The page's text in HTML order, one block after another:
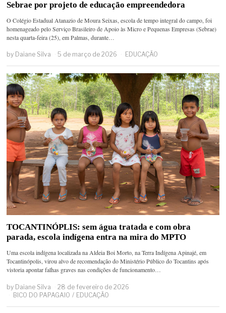
Sebrae por projeto de educação empreendedora
O Colégio Estadual Atanazio de Moura Seixas, escola de tempo integral do campo, foi
homenageado pelo Serviço Brasileiro de Apoio às Micro e Pequenas Empresas (Sebrae)
nesta quarta-feira (25), em Palmas, durante…
by Daiane Silva 5 de março de 2026 EDUCAÇÃO
TOCANTINÓPLIS: sem água tratada e com obra
parada, escola indígena entra na mira do MPTO
Uma escola indígena localizada na Aldeia Boi Morto, na Terra Indígena Apinajé, em
Tocantinópolis, virou alvo de recomendação do Ministério Público do Tocantins após
vistoria apontar falhas graves nas condições de funcionamento…
by Daiane Silva
28 de fevereiro de 2026
BICO DO PAPAGAIO / EDUCAÇÃO